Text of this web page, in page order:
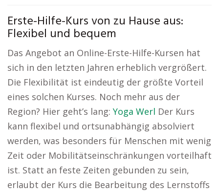
Erste-Hilfe-Kurs von zu Hause aus:
Flexibel und bequem
Das Angebot an Online-Erste-Hilfe-Kursen hat
sich in den letzten Jahren erheblich vergrößert.
Die Flexibilität ist eindeutig der größte Vorteil
eines solchen Kurses. Noch mehr aus der
Region? Hier geht’s lang: Yoga Werl Der Kurs
kann flexibel und ortsunabhängig absolviert
werden, was besonders für Menschen mit wenig
Zeit oder Mobilitätseinschränkungen vorteilhaft
ist. Statt an feste Zeiten gebunden zu sein,
erlaubt der Kurs die Bearbeitung des Lernstoffs